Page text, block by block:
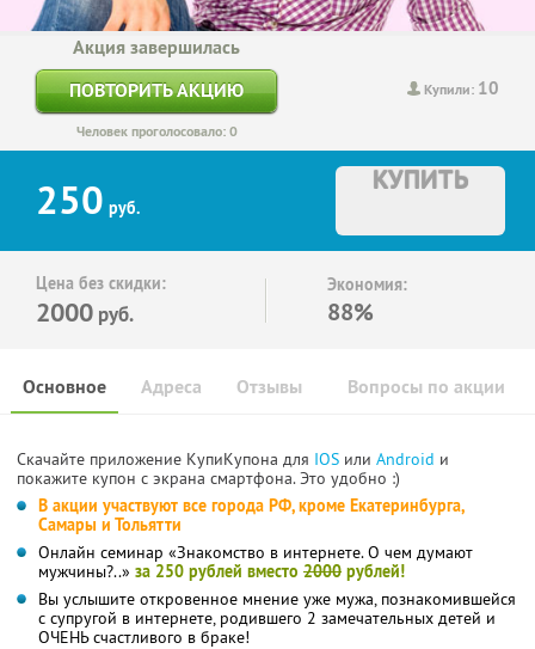
Купили: 10
Акция завершилась
ПОВТОРИТЬ АКЦИЮ
Человек проголосовало: 0
250 руб.
КУПИТЬ
Цена без скидки:
2000 руб.
Экономия:
88%
Основное Отзывы Вопросы по акции
Адреса
Скачайте приложение КупиКупона для IOS или Android и
покажите купон с экрана смартфона. Это удобно :)
В акции участвуют все города РФ, кроме Екатеринбурга,
Самары и Тольятти
Онлайн семинар «Знакомство в интернете. О чем думают
мужчины?..» за 250 рублей вместо 2000 рублей!
Вы услышите откровенное мнение уже мужа, познакомившейся
с супругой в интернете, родившего 2 замечательных детей и
ОЧЕНЬ счастливого в браке!